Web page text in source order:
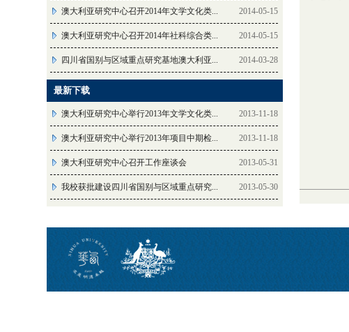
澳大利亚研究中心召开2014年文学文化类... 2014-05-15
澳大利亚研究中心召开2014年社科综合类... 2014-05-15
四川省国别与区域重点研究基地澳大利亚... 2014-03-28
最新下载
澳大利亚研究中心举行2013年文学文化类... 2013-11-18
澳大利亚研究中心举行2013年项目中期检... 2013-11-18
澳大利亚研究中心召开工作座谈会 2013-05-31
我校获批建设四川省国别与区域重点研究... 2013-05-30